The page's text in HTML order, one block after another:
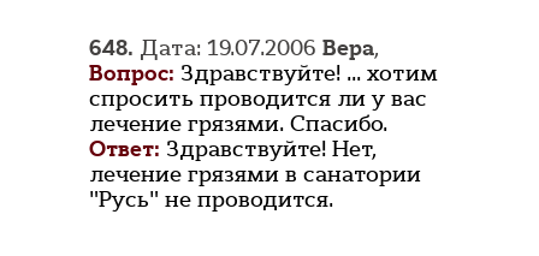
648. Дата: 19.07.2006 Вера,
Вопрос: Здравствуйте! ... хотим
спросить проводится ли у вас
лечение грязями. Спасибо.
Ответ: Здравствуйте! Нет,
лечение грязями в санатории
"Русь" не проводится.